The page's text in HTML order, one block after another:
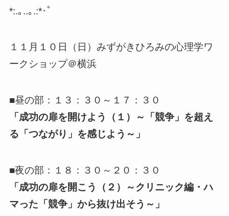
*:.｡..｡.:*･゜
１１月１０日（日）みずがきひろみの心理学ワ
ークショップ＠横浜
■昼の部：１３：３０～１７：３０
「成功の扉を開けよう（１）～「競争」を超え
る「つながり」を感じよう～」
■夜の部：１８：３０～２０：３０
「成功の扉を開こう（２）～クリニック編・ハ
マった「競争」から抜け出そう～」